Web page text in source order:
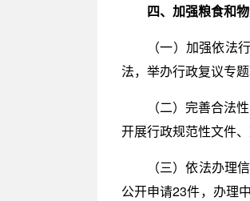
四、加强粮食和
（一）加强依
法，举办行政复议专
（二）完善合法
开展行政规范性文件
（三）依法办
公开申请23件，办理